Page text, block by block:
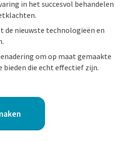
in het succesvol behandelen
de nieuwste technologieën en
om op maat gemaakte
bieden die echt effectief zijn.